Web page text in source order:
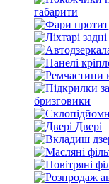
габарити
бризговики
Двері